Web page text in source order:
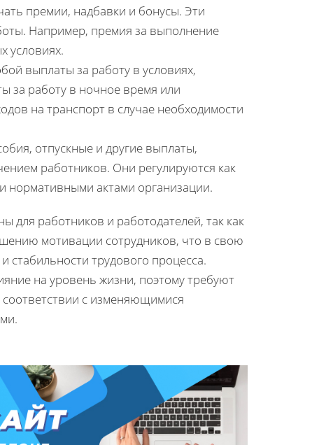
премии, надбавки и бонусы. Эти
Например, премия за выполнение
условиях.
выплаты за работу в условиях,
за работу в ночное время или
на транспорт в случае необходимости
отпускные и другие выплаты,
работников. Они регулируются как
нормативными актами организации.
для работников и работодателей, так как
мотивации сотрудников, что в свою
стабильности трудового процесса.
на уровень жизни, поэтому требуют
с изменяющимися